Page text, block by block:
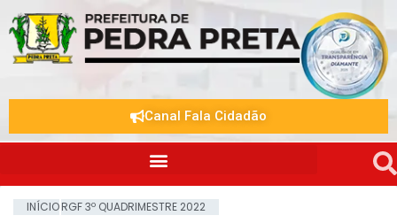
Canal Fala Cidadão
INÍCIORGF 3º QUADRIMESTRE 2022